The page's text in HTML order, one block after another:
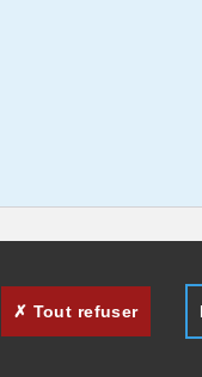
Tout refuser